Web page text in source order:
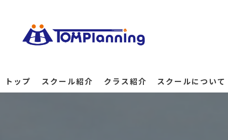
トップ スクール紹介 クラス紹介 スクールについて